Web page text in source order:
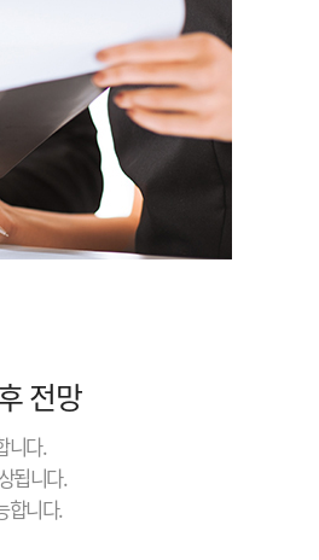
전망
니다.
됩니다.
합니다.